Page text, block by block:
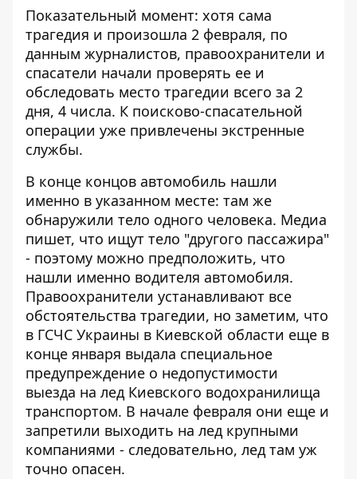
Показательный момент: хотя сама
трагедия и произошла 2 февраля, по
данным журналистов, правоохранители и
спасатели начали проверять ее и
обследовать место трагедии всего за 2
дня, 4 числа. К поисково-спасательной
операции уже привлечены экстренные
службы.
В конце концов автомобиль нашли
именно в указанном месте: там же
обнаружили тело одного человека. Медиа
пишет, что ищут тело "другого пассажира"
- поэтому можно предположить, что
нашли именно водителя автомобиля.
Правоохранители устанавливают все
обстоятельства трагедии, но заметим, что
в ГСЧС Украины в Киевской области еще в
конце января выдала специальное
предупреждение о недопустимости
выезда на лед Киевского водохранилища
транспортом. В начале февраля они еще и
запретили выходить на лед крупными
компаниями - следовательно, лед там уж
точно опасен.